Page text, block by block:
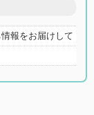
報をお届けして